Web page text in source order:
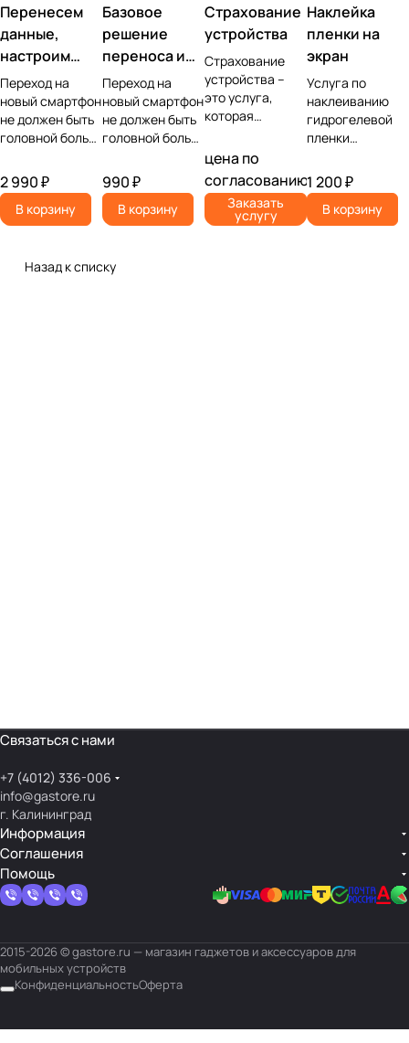
Перенесем
данные,
настроим
учетную
запись,
установим ПО
Переход на
новый смартфон
не должен быть
головной болью.
сложную часть
— перенос
данных и
настройку —
специалистам.
2 990 ₽
В корзину
Базовое
решение
переноса и
настройки
Переход на
новый смартфон
не должен быть
головной болью.
сложную часть
— перенос
данных и
настройку —
специалистам.
990 ₽
В корзину
Страхование
устройства
Страхование
устройства –
это услуга,
которая
защитить
владельца
устройства от
различных
рисков,
цена по
согласованию
Заказать
услугу
Наклейка
пленки на
экран
Услуга по
наклеиванию
гидрогелевой
пленки
собой процесс
защиты экрана
мобильного
устройства от
1 200 ₽
В корзину
Назад к списку
Связаться с нами
+7 (4012) 336-006
info@gastore.ru
г. Калининград
Информация
Соглашения
Помощь
2015-2026 © gastore.ru — магазин гаджетов и аксессуаров для
мобильных устройств
КонфиденциальностьОферта